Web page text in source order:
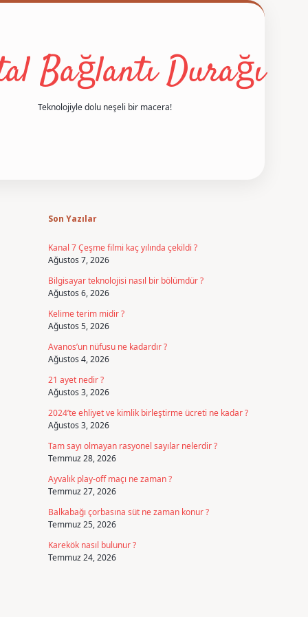
Bağlantı Durağı
Teknolojiyle dolu neşeli bir macera!
Son Yazılar
Kanal 7 Çeşme filmi kaç yılında çekildi ?
Ağustos 7, 2026
Bilgisayar teknolojisi nasıl bir bölümdür ?
Ağustos 6, 2026
Kelime terim midir ?
Ağustos 5, 2026
Avanos’un nüfusu ne kadardır ?
Ağustos 4, 2026
21 ayet nedir ?
Ağustos 3, 2026
2024’te ehliyet ve kimlik birleştirme ücreti ne kadar ?
Ağustos 3, 2026
Tam sayı olmayan rasyonel sayılar nelerdir ?
Temmuz 28, 2026
Ayvalık play-off maçı ne zaman ?
Temmuz 27, 2026
Balkabağı çorbasına süt ne zaman konur ?
Temmuz 25, 2026
Karekök nasıl bulunur ?
Temmuz 24, 2026